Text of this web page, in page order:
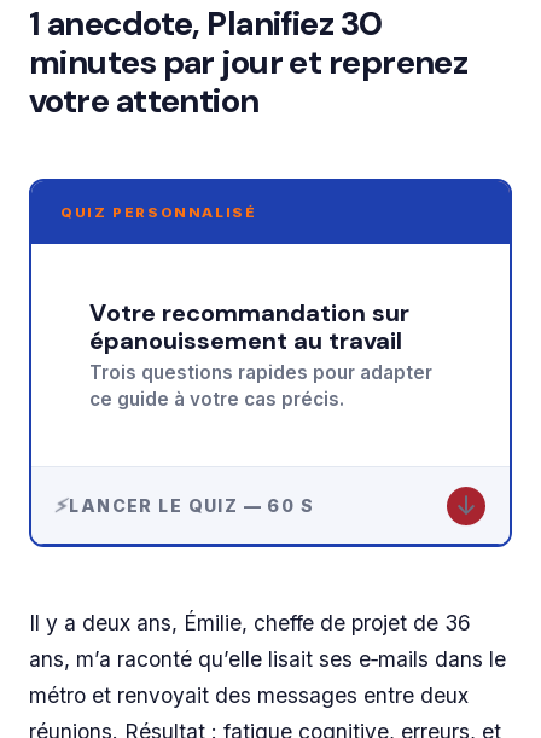
1 anecdote, Planifiez 30
minutes par jour et reprenez
votre attention
QUIZ PERSONNALISÉ
Votre recommandation sur
épanouissement au travail
Trois questions rapides pour adapter
ce guide à votre cas précis.
LANCER LE QUIZ — 60 S ↓
Il y a deux ans, Émilie, cheffe de projet de 36
ans, m’a raconté qu’elle lisait ses e‑mails dans le
métro et renvoyait des messages entre deux
réunions. Résultat : fatigue cognitive, erreurs, et